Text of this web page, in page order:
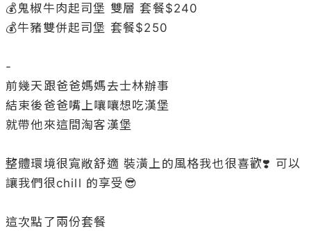
💰鬼椒牛肉起司堡 雙層 套餐$240
💰牛豬雙併起司堡 套餐$250
-
前幾天跟爸爸媽媽去士林辦事
結束後爸爸嘴上嚷嚷想吃漢堡
就帶他來這間淘客漢堡
整體環境很寬敞舒適 裝潢上的風格我也很喜歡❣️ 可以
讓我們很chill 的享受😎
這次點了兩份套餐